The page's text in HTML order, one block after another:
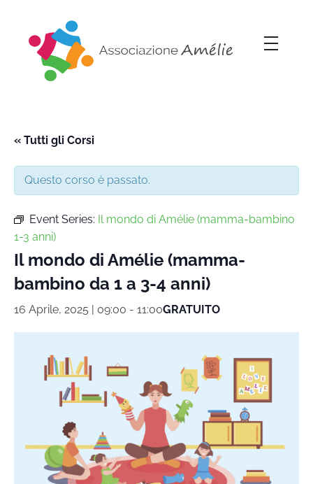
« Tutti gli Corsi
Questo corso è passato.
Event Series: Il mondo di Amélie (mamma-bambino
1-3 anni)
Il mondo di Amélie (mamma-
bambino da 1 a 3-4 anni)
16 Aprile, 2025 | 09:00 - 11:00GRATUITO